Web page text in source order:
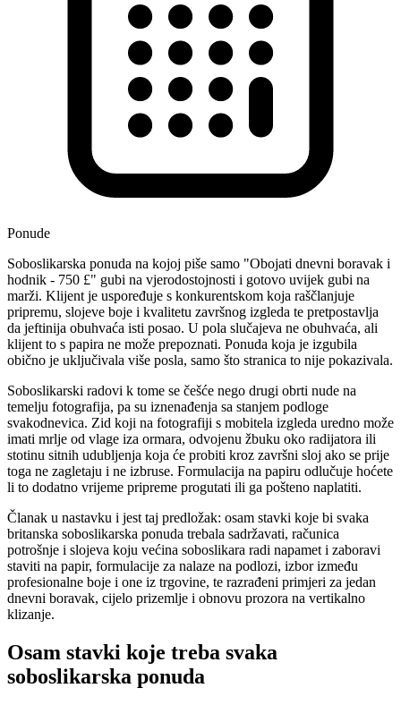
Ponude
Soboslikarska ponuda na kojoj piše samo "Obojati dnevni boravak i
hodnik - 750 £" gubi na vjerodostojnosti i gotovo uvijek gubi na
marži. Klijent je uspoređuje s konkurentskom koja raščlanjuje
pripremu, slojeve boje i kvalitetu završnog izgleda te pretpostavlja
da jeftinija obuhvaća isti posao. U pola slučajeva ne obuhvaća, ali
klijent to s papira ne može prepoznati. Ponuda koja je izgubila
obično je uključivala više posla, samo što stranica to nije pokazivala.
Soboslikarski radovi k tome se češće nego drugi obrti nude na
temelju fotografija, pa su iznenađenja sa stanjem podloge
svakodnevica. Zid koji na fotografiji s mobitela izgleda uredno može
imati mrlje od vlage iza ormara, odvojenu žbuku oko radijatora ili
stotinu sitnih udubljenja koja će probiti kroz završni sloj ako se prije
toga ne zagletaju i ne izbruse. Formulacija na papiru odlučuje hoćete
li to dodatno vrijeme pripreme progutati ili ga pošteno naplatiti.
Članak u nastavku i jest taj predložak: osam stavki koje bi svaka
britanska soboslikarska ponuda trebala sadržavati, računica
potrošnje i slojeva koju većina soboslikara radi napamet i zaboravi
staviti na papir, formulacije za nalaze na podlozi, izbor između
profesionalne boje i one iz trgovine, te razrađeni primjeri za jedan
dnevni boravak, cijelo prizemlje i obnovu prozora na vertikalno
klizanje.
Osam stavki koje treba svaka
soboslikarska ponuda